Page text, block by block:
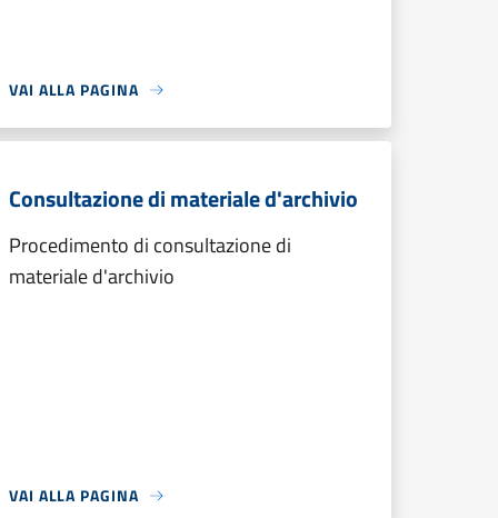
VAI ALLA PAGINA
Consultazione di materiale d'archivio
Procedimento di consultazione di
materiale d'archivio
VAI ALLA PAGINA